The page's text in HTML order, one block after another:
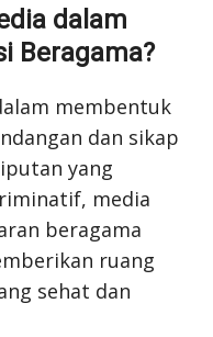
dalam
Beragama?
membentuk
dan sikap
yang
media
beragama
ruang
sehat dan